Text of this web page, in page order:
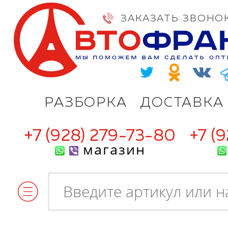
РАЗБОРКА ДОСТАВКА
ЗАКАЗАТЬ
+7 (928) 279-73-80
магазин
+7